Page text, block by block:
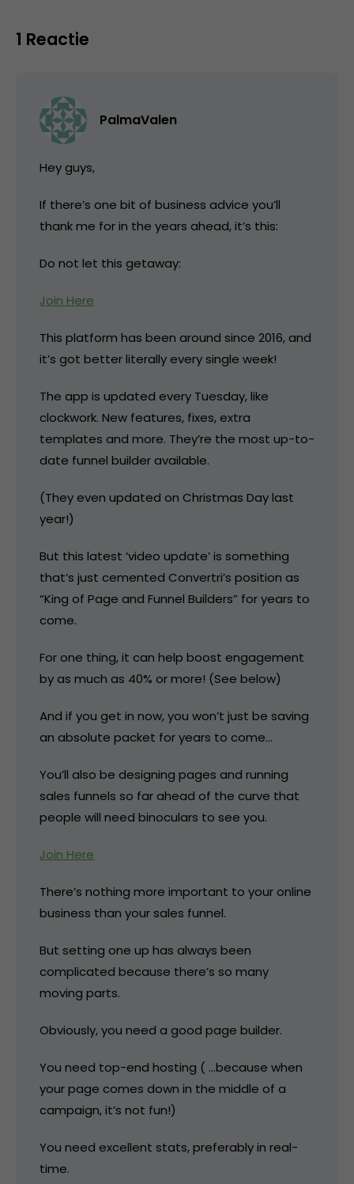
1 Reactie
PalmaValen
Hey guys,
If there’s one bit of business advice you’ll
thank me for in the years ahead, it’s this:
Do not let this getaway:
Join Here
This platform has been around since 2016, and
it’s got better literally every single week!
The app is updated every Tuesday, like
clockwork. New features, fixes, extra
templates and more. They’re the most up-to-
date funnel builder available.
(They even updated on Christmas Day last
year!)
But this latest ‘video update’ is something
that’s just cemented Convertri’s position as
“King of Page and Funnel Builders” for years to
come.
For one thing, it can help boost engagement
by as much as 40% or more! (See below)
And if you get in now, you won’t just be saving
an absolute packet for years to come…
You’ll also be designing pages and running
sales funnels so far ahead of the curve that
people will need binoculars to see you.
Join Here
There’s nothing more important to your online
business than your sales funnel.
But setting one up has always been
complicated because there’s so many
moving parts.
Obviously, you need a good page builder.
You need top-end hosting ( …because when
your page comes down in the middle of a
campaign, it’s not fun!)
You need excellent stats, preferably in real-
time.